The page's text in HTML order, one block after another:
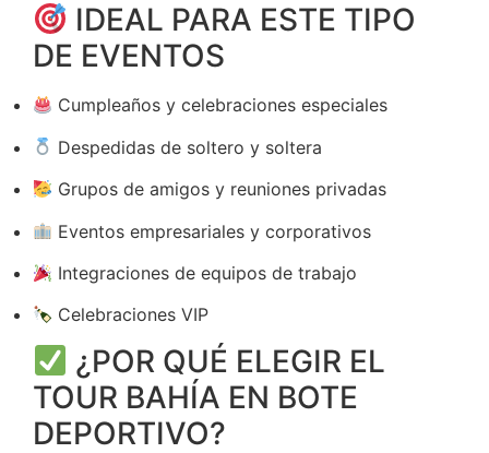
IDEAL PARA ESTE TIPO
DE EVENTOS
Cumpleaños y celebraciones especiales
Despedidas de soltero y soltera
Grupos de amigos y reuniones privadas
Eventos empresariales y corporativos
Integraciones de equipos de trabajo
Celebraciones VIP
¿POR QUÉ ELEGIR EL
TOUR BAHÍA EN BOTE
DEPORTIVO?